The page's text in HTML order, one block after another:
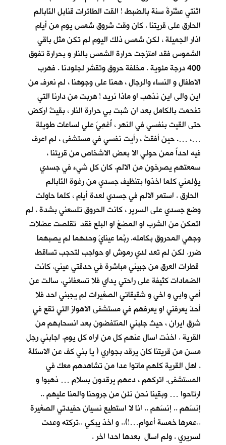
اثنتي عشْرةَ سنة بالضبط ! القت الطائرات قنابل النّابالم
الحارق على قريتنا . كان وقت شروق شمس يوم من أيام
اذار الجميلة ، لكن شمس ذلك اليوم لم تكن مثل باقي
الشموس فقد امتزجت حرارة الشمس بالنار و بحرارة تفوق
400 درجة مئوية . مخلفة حروق وتقشر لجلودنا . فهرب
الاطفال و النساء والرجال ، همنا على وجوهنا ، لم نعرف من
اين والى اين نذهب او ماذا نريد ! هربت من دارنا التي
تفحمت بالكامل بعد ان شبت بي حرارة النار ، بقيتُ اركض
حتى القيت بنفسي في النهر ، أُغمِيَ علي لساعات طويلة
…، …. حين أفقتُ ، رأيت نفسي في مستشفى ، لم اعرف
فيه احداً ممن حولي الا بعض الاشخاص من قريتنا ،
سمعتهم يصرخون من الالم. كان كل شيء في جسدي
يؤلمني كلما اخذوا بتنظيف جسدي من رغوة النّابالم
الحارق . استمر الالم في جسدي لعدة أيام ، كلما حاولت
وضع جسدي على السرير ، كانت الحروق تلسعني بشدة . لم
اتمكن من الشرب او المضغ او البلع فقد تقلصت عضلات
وجهي المحروق بكامله. ربَّما عينايَ وحدهما لم يصبهما
ضرر. لكن لم تعد لدي رموش او حواجب لتحجب تساقط
قطرات العرق من جبيني مباشرة في حدقتي عيني. كانت
الضمادات كثيفة على راحتي يداي فلا تسعفاني. سالت عن
أمي وابي و اخي و شقيقاتي الصغيرات لم يجبني احد فلا
أحدَ يعرفني او يعرفهم في مستشفى الاهواز التي تقع في
شرق ايران ، حيث جلبني المنتفضون بعد انسحابهم من
القرية . اخذت اسال عنهم كل من اراه كل يوم. اجابني رجل
مسن من قريتنا كان يرقد بجواري ( يا بني كف عن الاسئلة
. اهل القرية كلهم ماتوا عدا من تشاهدهم معك في
المستشفى. اتركهم ، دعهم يرقدون بسلام … ذهبوا و
ارتاحوا … وبقينا نحن نئن من جروحنا والمنا عليهم ..
إنسَهم .. إنسَهم .. انا لا استطيع نسيان حفيدتي الصغيرة
..عمرها خمسة أعوام…!).. و اخذ يبكي ..تركته وعدت
لسريري . ولم اسال بعدها احدا اخر .